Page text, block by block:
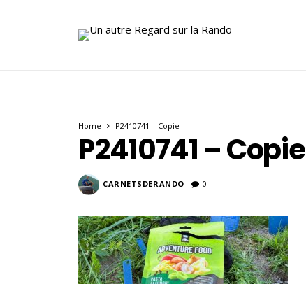
Home P2410741 – Copie
P2410741 – Copie
CARNETSDERANDO 0